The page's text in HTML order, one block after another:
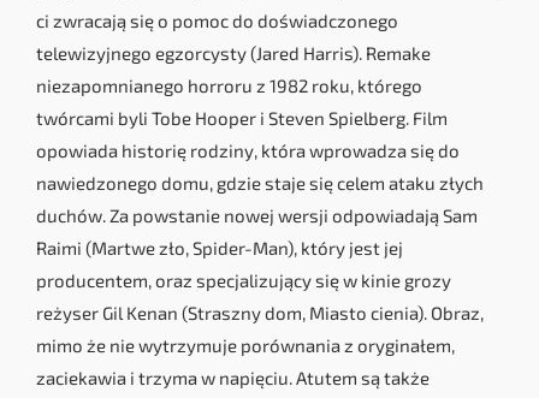
ci zwracają się o pomoc do doświadczonego
telewizyjnego egzorcysty (Jared Harris). Remake
niezapomnianego horroru z 1982 roku, którego
twórcami byli Tobe Hooper i Steven Spielberg. Film
opowiada historię rodziny, która wprowadza się do
nawiedzonego domu, gdzie staje się celem ataku złych
duchów. Za powstanie nowej wersji odpowiadają Sam
Raimi (Martwe zło, Spider-Man), który jest jej
producentem, oraz specjalizujący się w kinie grozy
reżyser Gil Kenan (Straszny dom, Miasto cienia). Obraz,
mimo że nie wytrzymuje porównania z oryginałem,
zaciekawia i trzyma w napięciu. Atutem są także